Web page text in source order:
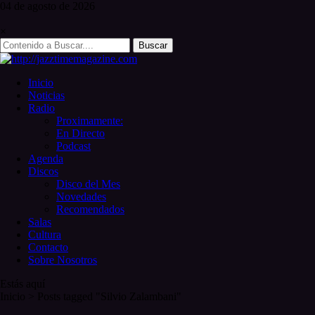
Search
for:
Inicio
Noticias
Radio
Proximamente:
En Directo
Podcast
Agenda
Discos
Disco del Mes
Novedades
Recomendados
Salas
Cultura
Contacto
Sobre Nosotros